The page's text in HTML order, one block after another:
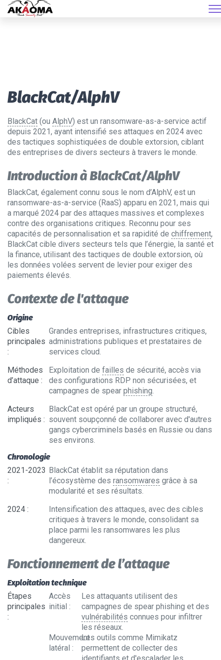
BlackCat/AlphV
BlackCat (ou AlphV) est un ransomware-as-a-service actif
depuis 2021, ayant intensifié ses attaques en 2024 avec
des tactiques sophistiquées de double extorsion, ciblant
des entreprises de divers secteurs à travers le monde.
Introduction à BlackCat/AlphV
BlackCat, également connu sous le nom d’AlphV, est un
ransomware-as-a-service (RaaS) apparu en 2021, mais qui
a marqué 2024 par des attaques massives et complexes
contre des organisations critiques. Reconnu pour ses
capacités de personnalisation et sa rapidité de chiffrement,
BlackCat cible divers secteurs tels que l’énergie, la santé et
la finance, utilisant des tactiques de double extorsion, où
les données volées servent de levier pour exiger des
paiements élevés.
Contexte de l'attaque
Origine
Cibles
principales
:
Grandes entreprises, infrastructures critiques,
administrations publiques et prestataires de
services cloud.
Méthodes
d’attaque :
Exploitation de failles de sécurité, accès via
des configurations RDP non sécurisées, et
campagnes de spear phishing.
Acteurs
impliqués :
BlackCat est opéré par un groupe structuré,
souvent soupçonné de collaborer avec d'autres
gangs cybercriminels basés en Russie ou dans
ses environs.
Chronologie
2021-2023
:
BlackCat établit sa réputation dans
l’écosystème des ransomwares grâce à sa
modularité et ses résultats.
2024 :
Intensification des attaques, avec des cibles
critiques à travers le monde, consolidant sa
place parmi les ransomwares les plus
dangereux.
Fonctionnement de l’attaque
Exploitation technique
Étapes
principales
:
Accès
initial :
Les attaquants utilisent des
campagnes de spear phishing et des
vulnérabilités connues pour infiltrer
les réseaux.
Mouvement
latéral :
Les outils comme Mimikatz
permettent de collecter des